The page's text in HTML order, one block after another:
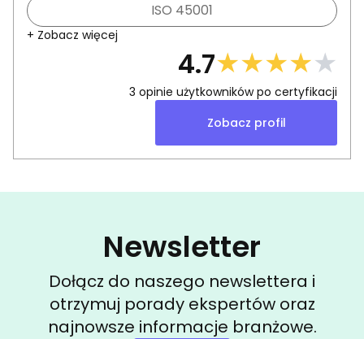
ISO 45001
+ Zobacz więcej
4.7★★★★★
3 opinie użytkowników po certyfikacji
Zobacz profil
Newsletter
Dołącz do naszego newslettera i
otrzymuj porady ekspertów oraz
najnowsze informacje branżowe.